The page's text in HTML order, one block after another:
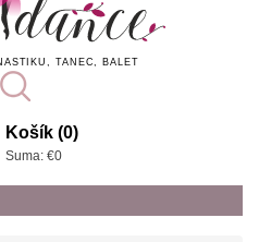
TANEC, BALET
Košík (0)
Suma: €0